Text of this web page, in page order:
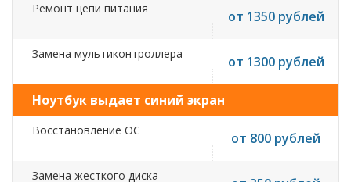
Ремонт цепи питания от 1350 рублей
Замена мультиконтроллера от 1300 рублей
Ноутбук выдает синий экран
Восстановление ОС от 800 рублей
Замена жесткого диска